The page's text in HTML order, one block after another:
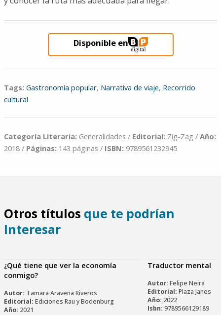
Disponible en
Tags: Gastronomía popular, Narrativa de viaje, Recorrido
cultural
Categoría Literaria: Generalidades / Editorial: Zig-Zag / Año:
2018 / Páginas: 143 páginas / ISBN: 9789561232945
Otros títulos que te podrían
Interesar
¿Qué tiene que ver la economía
conmigo?
Autor: Tamara Aravena Riveros
Editorial: Ediciones Rau y Bodenburg
Año: 2021
Traductor mental
Autor:Felipe Neira
Editorial:Plaza Janes
Año: 2022
Isbn:9789566129189